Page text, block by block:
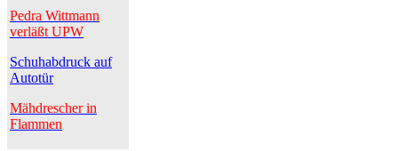
Pedra Wittmann
verläßt UPW
Schuhabdruck auf
Autotür
Mähdrescher in
Flammen